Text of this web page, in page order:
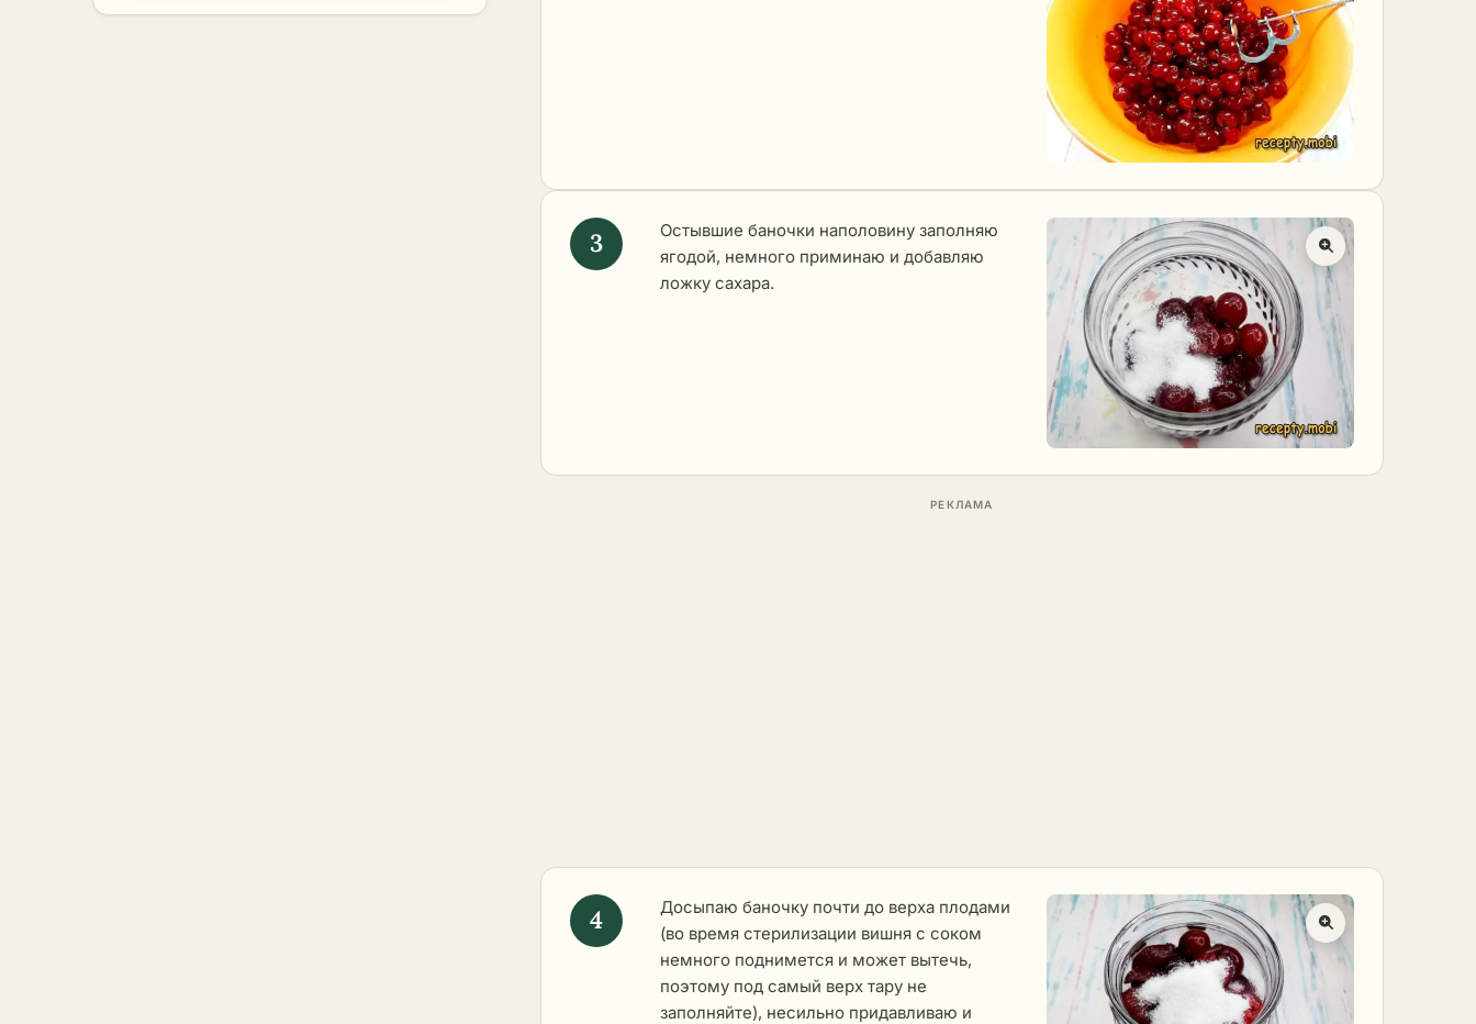
Остывшие баночки наполовину заполняю
ягодой, немного приминаю и добавляю
ложку сахара.
Досыпаю баночку почти до верха плодами
(во время стерилизации вишня с соком
немного поднимется и может вытечь,
поэтому под самый верх тару не
заполняйте), несильно придавливаю и